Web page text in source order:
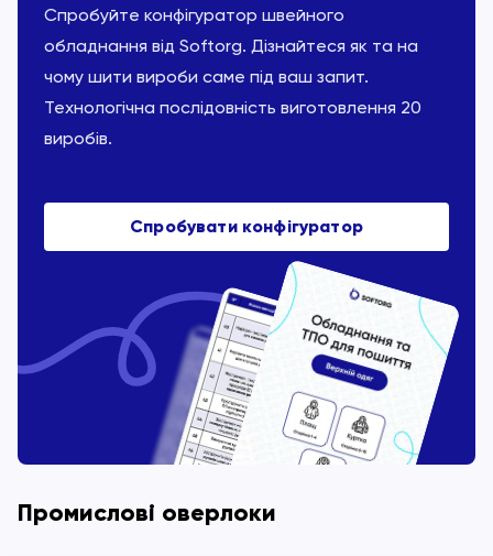
Спробуйте конфігуратор швейного
обладнання від Softorg. Дізнайтеся як та на
чому шити вироби саме під ваш запит.
Технологічна послідовність виготовлення 20
виробів.
Спробувати конфігуратор
Промислові оверлоки